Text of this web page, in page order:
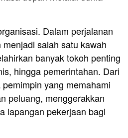
Dalam perjalanan
salah satu kawah
banyak tokoh penting
hingga pemerintahan. Dari
yang memahami
peluang, menggerakkan
lapangan pekerjaan bagi